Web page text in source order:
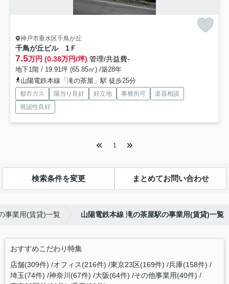
神戸市垂水区千鳥が丘
千鳥が丘ビル 1Ｆ
7.5万円 (0.38万円/坪) 管理/共益費-
地下1階 / 19.91坪 (65.85㎡) /築28年
山陽電鉄本線「滝の茶屋」駅 徒歩25分
都市ガス 陽当り良好 好立地 事務所可
楽器相談
視認性良好
1
検索条件を変更 まとめてお問い合わせ
事業用(賃貸)一覧 山陽電鉄本線 滝の茶屋駅の事業用(賃貸)一覧
おすすめこだわり特集
店舗(309件) オフィス(216件) 東京23区(169件) 兵庫(158件)
埼玉(74件) 神奈川(67件) 大阪(64件) その他事業用(40件)